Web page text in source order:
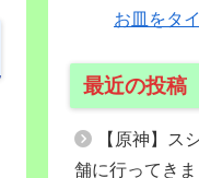
お皿をタ
最近の投稿
【原神】ス
舗に行ってきま